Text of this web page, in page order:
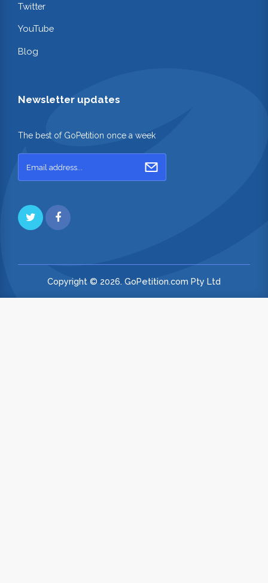
Twitter
YouTube
Blog
Newsletter updates
The best of GoPetition once a week
Copyright © 2026. GoPetition.com Pty Ltd